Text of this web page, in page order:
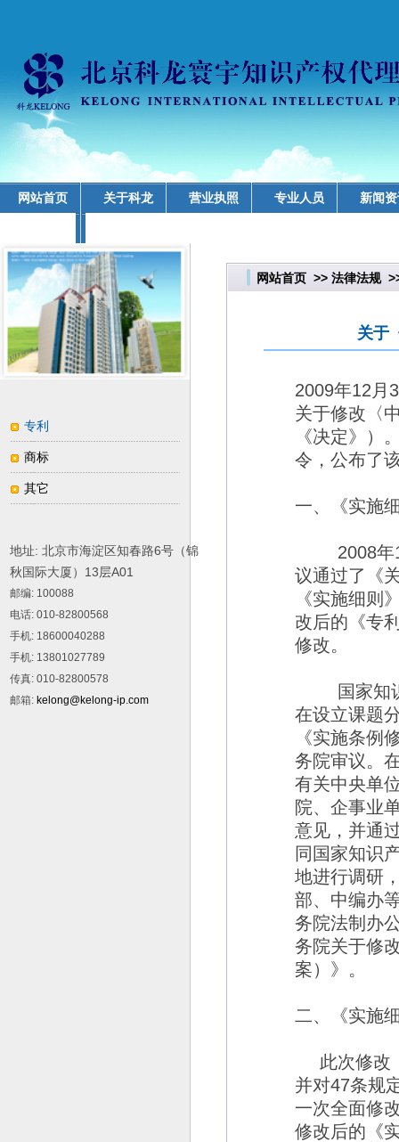
网站首页 关于科龙 营业执照 专业人员 新闻
专利
商标
其它
地址: 北京市海淀区知春路6号（锦
秋国际大厦）13层A01
邮编: 100088
电话: 010-82800568
手机: 18600040288
手机: 13801027789
传真: 010-82800578
邮箱: kelong@kelong-ip.com
网站首页 >> 法律法规
关于
2009年12 月
关于修改〈
《决定》）
令，公布了
一、《实施
2008年
议通过了《
《实施细则
改后的《专
修改。
国家知
在设立课题
《实施条例
务院审议。
有关中央单
院、企事业
意见，并通
同国家知识
地进行调研
部、中编办
务院法制办
务院关于修
案）》。
二、《实施
此次修改
并对47条规
一次全面修
修改后的《